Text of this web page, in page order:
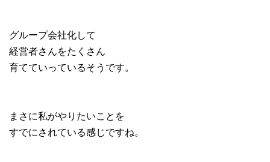
グループ会社化して
経営者さんをたくさん
育てていっているそうです。
まさに私がやりたいことを
すでにされている感じですね。